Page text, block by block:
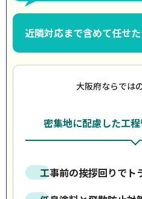
近隣対応まで含めて任せ
大阪府ならでは
密集地に配慮した工
工事前の挨拶回りでト